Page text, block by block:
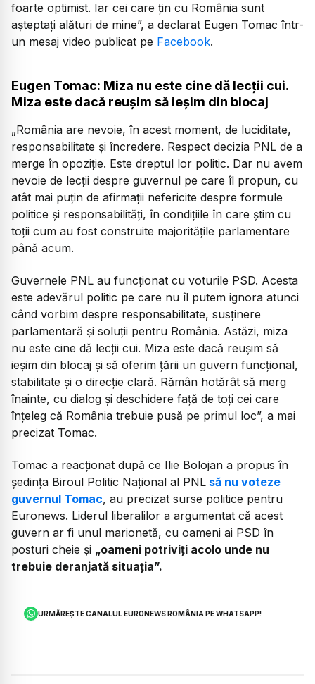
foarte optimist. Iar cei care țin cu România sunt
așteptați alături de mine”, a declarat Eugen Tomac într-
un mesaj video publicat pe Facebook.
Eugen Tomac: Miza nu este cine dă lecții cui.
Miza este dacă reușim să ieșim din blocaj
„România are nevoie, în acest moment, de luciditate,
responsabilitate și încredere. Respect decizia PNL de a
merge în opoziție. Este dreptul lor politic. Dar nu avem
nevoie de lecții despre guvernul pe care îl propun, cu
atât mai puțin de afirmații nefericite despre formule
politice și responsabilități, în condițiile în care știm cu
toții cum au fost construite majoritățile parlamentare
până acum.
Guvernele PNL au funcționat cu voturile PSD. Acesta
este adevărul politic pe care nu îl putem ignora atunci
când vorbim despre responsabilitate, susținere
parlamentară și soluții pentru România. Astăzi, miza
nu este cine dă lecții cui. Miza este dacă reușim să
ieșim din blocaj și să oferim țării un guvern funcțional,
stabilitate și o direcție clară. Rămân hotărât să merg
înainte, cu dialog și deschidere față de toți cei care
înțeleg că România trebuie pusă pe primul loc”, a mai
precizat Tomac.
Tomac a reacționat după ce Ilie Bolojan a propus în
ședința Biroul Politic Național al PNL să nu voteze
guvernul Tomac, au precizat surse politice pentru
Euronews. Liderul liberalilor a argumentat că acest
guvern ar fi unul marionetă, cu oameni ai PSD în
posturi cheie și „oameni potriviți acolo unde nu
trebuie deranjată situația”.
URMĂREȘTE CANALUL EURONEWS ROMÂNIA PE WHATSAPP!